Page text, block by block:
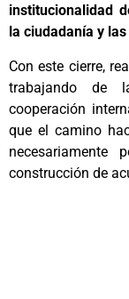
institucionalidad
la ciudadanía y
Con este cierre,
trabajando de
cooperación
que el camino
construcción de